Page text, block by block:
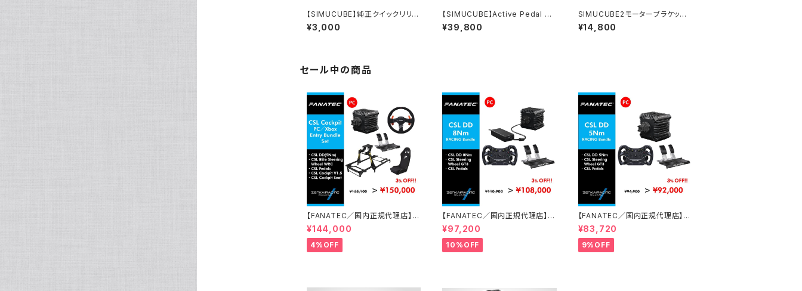
【SIMUCUBE】純正クイックリリー
ス／モーター側
¥3,000
【SIMUCUBE】Active Pedal 専
用ベースプレート
¥39,800
SIMUCUBE2モーターブラケット
（スチール製／塗装済み）
¥14,800
セール中の商品
【FANATEC／国内正規代理店】C
SL Cockpit PC／Xboxエントリ
ーバンドルセット
¥144,000
4%OFF
【FANATEC／国内正規代理店】C
SL DD 8 Nmオリジナルレーシン
グバンドルセット
¥97,200
10%OFF
【FANATEC／国内正規代理店】C
SL DD 5 Nmオリジナルレーシン
グバンドルセット
¥83,720
9%OFF